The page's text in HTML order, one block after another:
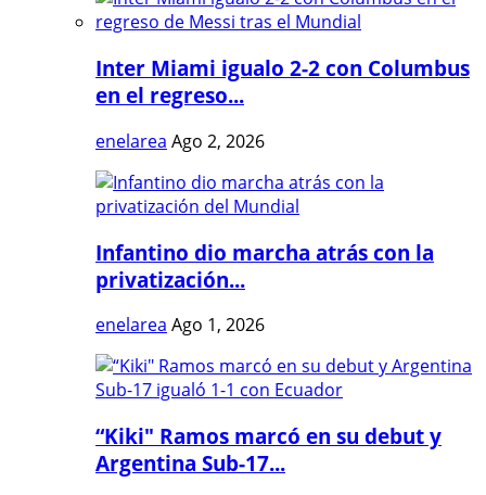
Inter Miami igualo 2-2 con Columbus
en el regreso...
enelarea Ago 2, 2026
Infantino dio marcha atrás con la
privatización...
enelarea Ago 1, 2026
“Kiki" Ramos marcó en su debut y
Argentina Sub-17...